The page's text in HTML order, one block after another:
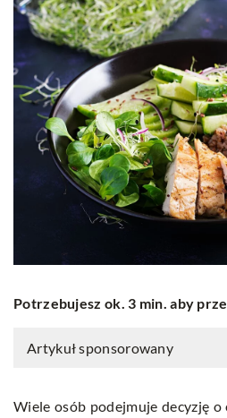
Potrzebujesz ok. 3 min. aby
Artykuł sponsorowany
Wiele osób podejmuje decyzję